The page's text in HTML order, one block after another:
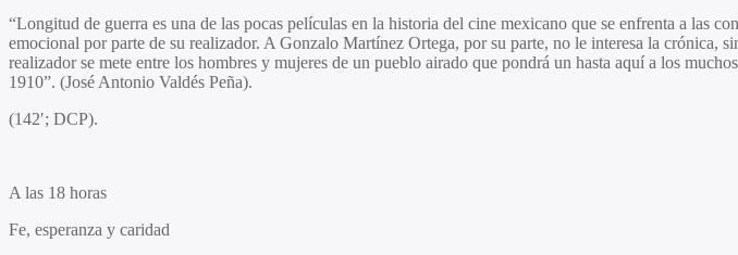
“Longitud de guerra es una de las pocas películas en la historia del cine mexicano que se enfrenta a las
emocional por parte de su realizador. A Gonzalo Martínez Ortega, por su parte, no le interesa la
realizador se mete entre los hombres y mujeres de un pueblo airado que pondrá un hasta aquí a los
1910”. (José Antonio Valdés Peña).
(142′; DCP).
A las 18 horas
Fe, esperanza y caridad